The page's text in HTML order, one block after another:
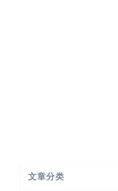
文章分类